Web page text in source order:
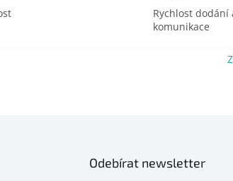
Rychlost dodání
komunikace
Odebírat newsletter